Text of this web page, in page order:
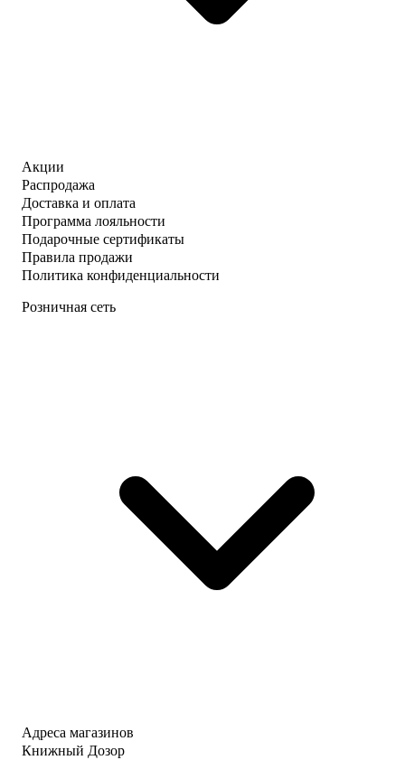
Акции
Распродажа
Доставка и оплата
Программа лояльности
Подарочные сертификаты
Правила продажи
Политика конфиденциальности
Розничная сеть
Адреса магазинов
Книжный Дозор